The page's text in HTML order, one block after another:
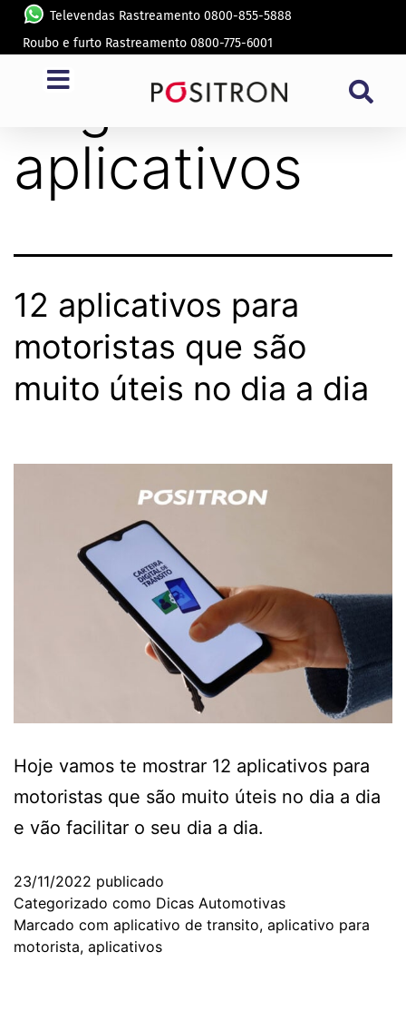
Televendas Rastreamento 0800-855-5888
Roubo e furto Rastreamento 0800-775-6001
Tag:
aplicativos
12 aplicativos para
motoristas que são
muito úteis no dia a dia
Hoje vamos te mostrar 12 aplicativos para
motoristas que são muito úteis no dia a dia
e vão facilitar o seu dia a dia.
23/11/2022 publicado
Categorizado como Dicas Automotivas
Marcado com aplicativo de transito, aplicativo para
motorista, aplicativos